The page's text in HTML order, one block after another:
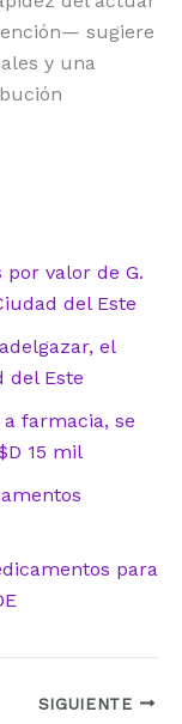
sugiere
y una
por valor de G.
del Este
el
del Este
farmacia, se
15 mil
para
SIGUIENTE